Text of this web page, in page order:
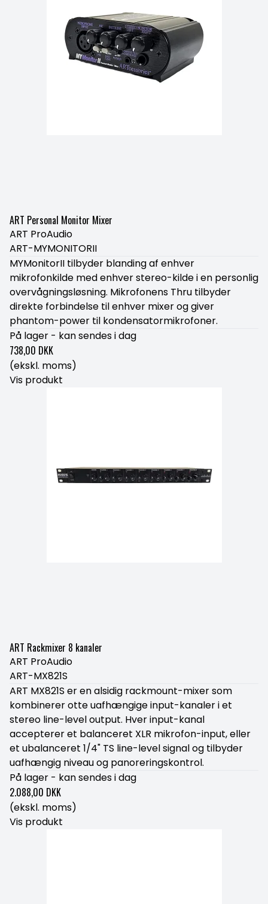
ART Personal Monitor Mixer
ART ProAudio
ART-MYMONITORII
MYMonitorII tilbyder blanding af enhver
mikrofonkilde med enhver stereo-kilde i en personlig
overvågningsløsning. Mikrofonens Thru tilbyder
direkte forbindelse til enhver mixer og giver
phantom-power til kondensatormikrofoner.
På lager - kan sendes i dag
738,00 DKK
(ekskl. moms)
Vis produkt
ART Rackmixer 8 kanaler
ART ProAudio
ART-MX821S
ART MX821S er en alsidig rackmount-mixer som
kombinerer otte uafhængige input-kanaler i et
stereo line-level output. Hver input-kanal
accepterer et balanceret XLR mikrofon-input, eller
et ubalanceret 1/4" TS line-level signal og tilbyder
uafhængig niveau og panoreringskontrol.
På lager - kan sendes i dag
2.088,00 DKK
(ekskl. moms)
Vis produkt